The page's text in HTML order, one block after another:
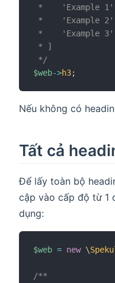
*    'Example
*    'Example
*    'Example 3'
* ]
*/
$web->h3;
Nếu không có
Tất cả
Để lấy toàn bộ
cập vào cấp độ từ 1
dụng:
$web = new \
/**